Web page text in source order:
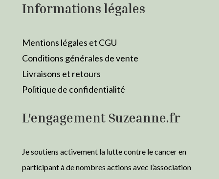
Informations légales
Mentions légales et CGU
Conditions générales de vente
Livraisons et retours
Politique de confidentialité
L'engagement Suzeanne.fr
Je soutiens activement la lutte contre le cancer en
participant à de nombres actions avec l’association